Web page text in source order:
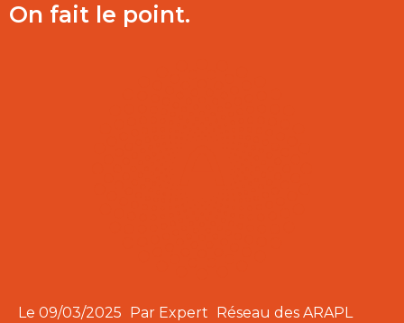
On fait le point.
Le 09/03/2025 Par Expert Réseau des ARAPL